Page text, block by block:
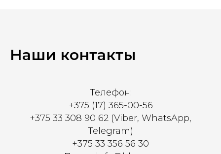
Наши контакты
Телефон:
+375 (17) 365-00-56
+375 33 308 90 62 (Viber, WhatsApp,
Telegram)
+375 33 356 56 30